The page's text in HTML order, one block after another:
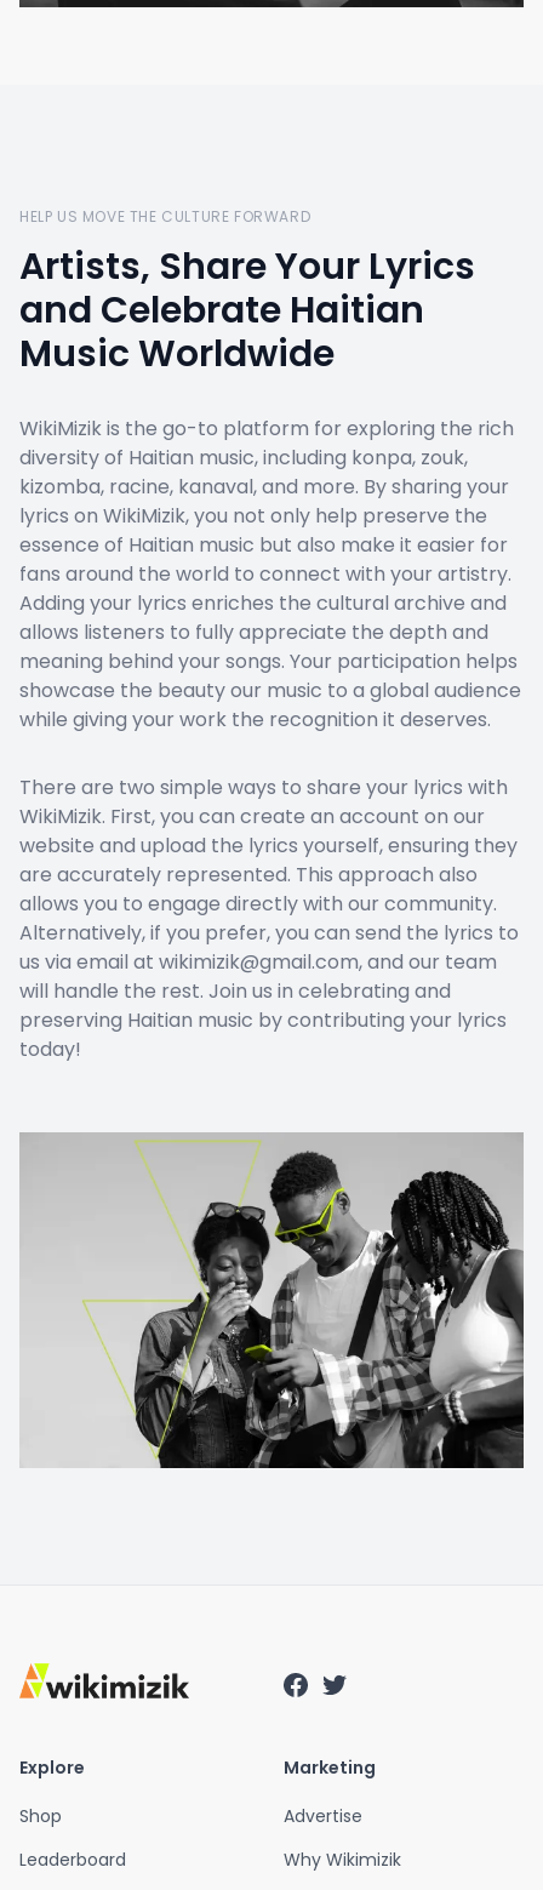
HELP US MOVE THE CULTURE FORWARD
Artists, Share Your Lyrics
and Celebrate Haitian
Music Worldwide
WikiMizik is the go-to platform for exploring the rich
diversity of Haitian music, including konpa, zouk,
kizomba, racine, kanaval, and more. By sharing your
lyrics on WikiMizik, you not only help preserve the
essence of Haitian music but also make it easier for
fans around the world to connect with your artistry.
Adding your lyrics enriches the cultural archive and
allows listeners to fully appreciate the depth and
meaning behind your songs. Your participation helps
showcase the beauty our music to a global audience
while giving your work the recognition it deserves.
There are two simple ways to share your lyrics with
WikiMizik. First, you can create an account on our
website and upload the lyrics yourself, ensuring they
are accurately represented. This approach also
allows you to engage directly with our community.
Alternatively, if you prefer, you can send the lyrics to
us via email at wikimizik@gmail.com, and our team
will handle the rest. Join us in celebrating and
preserving Haitian music by contributing your lyrics
today!
Explore
Shop
Leaderboard
Marketing
Advertise
Why Wikimizik